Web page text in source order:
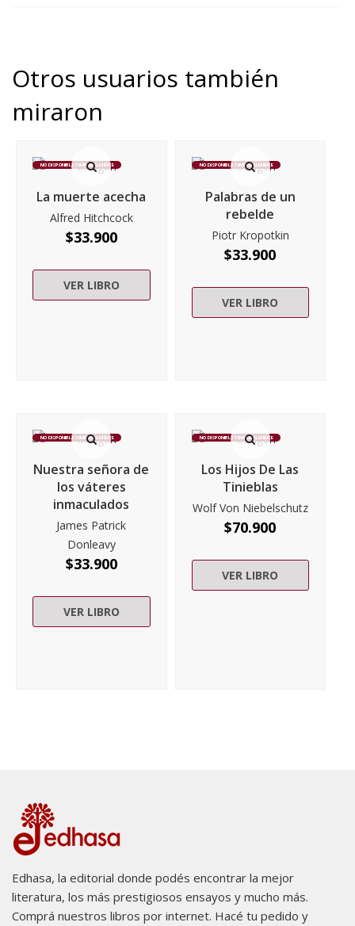
Otros usuarios también
miraron
NO DISPONIBLE TEMPORALMENTE
La muerte acecha
Alfred Hitchcock
$33.900
VER LIBRO
NO DISPONIBLE TEMPORALMENTE
Palabras de un
rebelde
Piotr Kropotkin
$33.900
VER LIBRO
NO DISPONIBLE TEMPORALMENTE
Nuestra señora de
los váteres
inmaculados
James Patrick
Donleavy
$33.900
VER LIBRO
NO DISPONIBLE TEMPORALMENTE
Los Hijos De Las
Tinieblas
Wolf Von Niebelschutz
$70.900
VER LIBRO
Edhasa, la editorial donde podés encontrar la mejor
literatura, los más prestigiosos ensayos y mucho más.
Comprá nuestros libros por internet. Hacé tu pedido y